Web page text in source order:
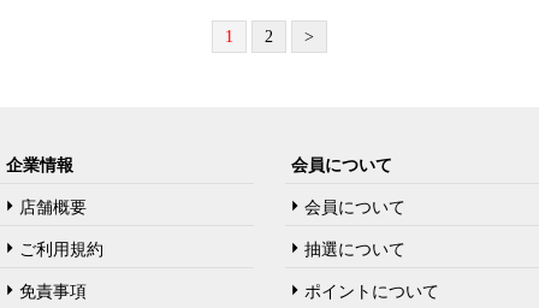
1 2 >
企業情報
店舗概要
ご利用規約
免責事項
会員について
会員について
抽選について
ポイントについて